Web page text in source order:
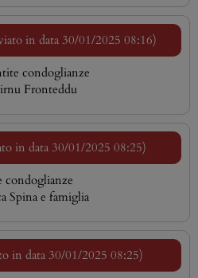
in data 30/01/2025 08:16)
condoglianze
Fronteddu
in data 30/01/2025 08:25)
condoglianze
Spina e famiglia
in data 30/01/2025 08:25)